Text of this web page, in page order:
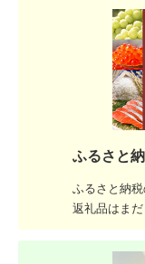
ふるさと
ふるさと納
返礼品はま